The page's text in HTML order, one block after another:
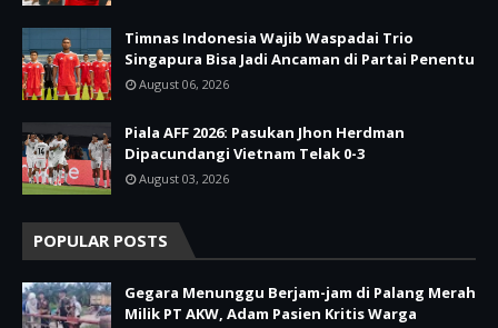
Timnas Indonesia Wajib Waspadai Trio
Singapura Bisa Jadi Ancaman di Partai Penentu
August 06, 2026
Piala AFF 2026: Pasukan Jhon Herdman
Dipacundangi Vietnam Telak 0-3
August 03, 2026
POPULAR POSTS
Gegara Menunggu Berjam-jam di Palang Merah
Milik PT AKW, Adam Pasien Kritis Warga